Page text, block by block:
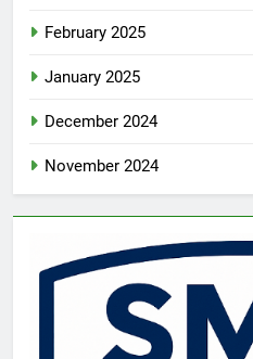
February 2025
January 2025
December 2024
November 2024